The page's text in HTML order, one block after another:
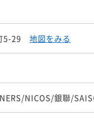
5-29 地図をみる
NICOS/銀聯/